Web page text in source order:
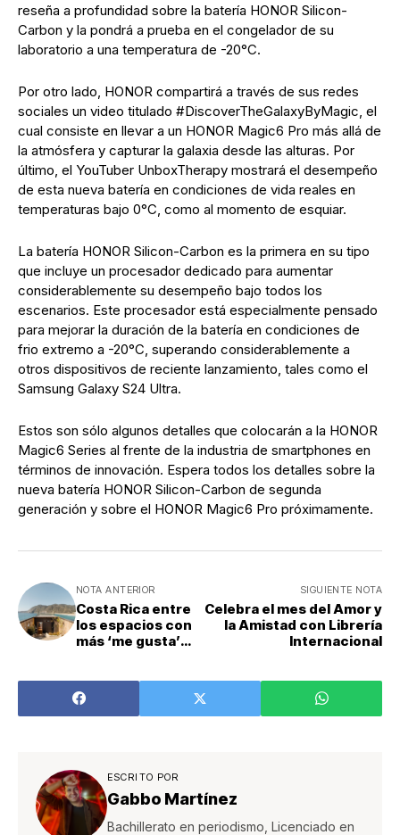
reseña a profundidad sobre la batería HONOR Silicon-
Carbon y la pondrá a prueba en el congelador de su
laboratorio a una temperatura de -20°C.
Por otro lado, HONOR compartirá a través de sus redes
sociales un video titulado #DiscoverTheGalaxyByMagic, el
cual consiste en llevar a un HONOR Magic6 Pro más allá de
la atmósfera y capturar la galaxia desde las alturas. Por
último, el YouTuber UnboxTherapy mostrará el desempeño
de esta nueva batería en condiciones de vida reales en
temperaturas bajo 0°C, como al momento de esquiar.
La batería HONOR Silicon-Carbon es la primera en su tipo
que incluye un procesador dedicado para aumentar
considerablemente su desempeño bajo todos los
escenarios. Este procesador está especialmente pensado
para mejorar la duración de la batería en condiciones de
frio extremo a -20°C, superando considerablemente a
otros dispositivos de reciente lanzamiento, tales como el
Samsung Galaxy S24 Ultra.
Estos son sólo algunos detalles que colocarán a la HONOR
Magic6 Series al frente de la industria de smartphones en
términos de innovación. Espera todos los detalles sobre la
nueva batería HONOR Silicon-Carbon de segunda
generación y sobre el HONOR Magic6 Pro próximamente.
NOTA ANTERIOR
Costa Rica entre
los espacios con
más ‘me gusta’
SIGUIENTE NOTA
Celebra el mes del Amor y
la Amistad con Librería
Internacional
ESCRITO POR
Gabbo Martínez
Bachillerato en periodismo, Licenciado en